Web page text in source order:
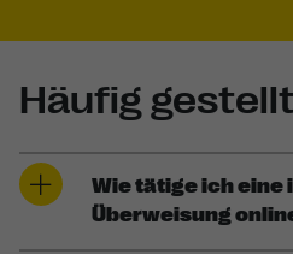
Häufig
Wie tätige ich
Überweisung